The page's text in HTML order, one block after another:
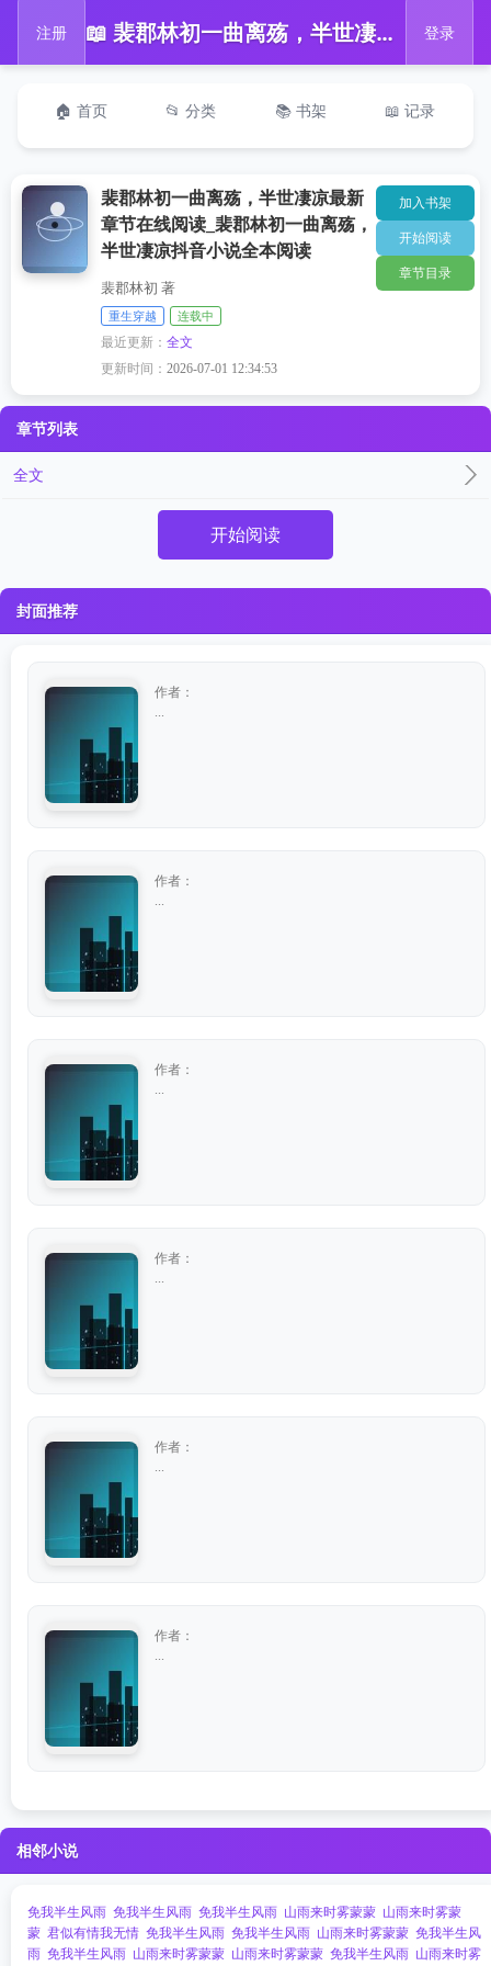
注册 📖 裴郡林初一曲离殇，半世凄凉最新章节在线阅读_裴郡林初一曲离殇，半世凄凉抖音小说全本阅读 登录
🏠 首页 📂 分类 📚 书架 📖 记录
裴郡林初一曲离殇，半世凄凉最新
章节在线阅读_裴郡林初一曲离殇，
半世凄凉抖音小说全本阅读
裴郡林初 著
重生穿越 连载中
最近更新：全文
更新时间：2026-07-01 12:34:53
加入书架
开始阅读
章节目录
章节列表
全文
开始阅读
封面推荐
作者：
作者：
作者：
作者：
作者：
作者：
相邻小说
免我半生风雨 免我半生风雨 免我半生风雨 山雨来时雾蒙蒙 山雨来时雾蒙
蒙 君似有情我无情 免我半生风雨 免我半生风雨 山雨来时雾蒙蒙 免我半生风
雨 免我半生风雨 山雨来时雾蒙蒙 山雨来时雾蒙蒙 免我半生风雨 山雨来时雾